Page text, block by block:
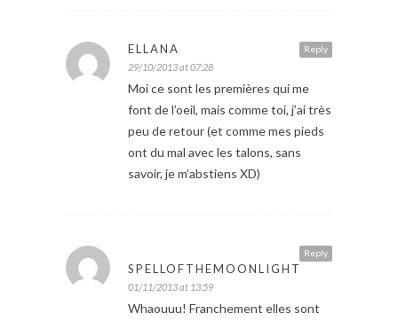
Reply
ELLANA
29/10/2013 at 07:28
Moi ce sont les premières qui me
font de l’oeil, mais comme toi, j’ai très
peu de retour (et comme mes pieds
ont du mal avec les talons, sans
savoir, je m’abstiens XD)
Reply
SPELLOFTHEMOONLIGHT
01/11/2013 at 13:59
Whaouuu! Franchement elles sont